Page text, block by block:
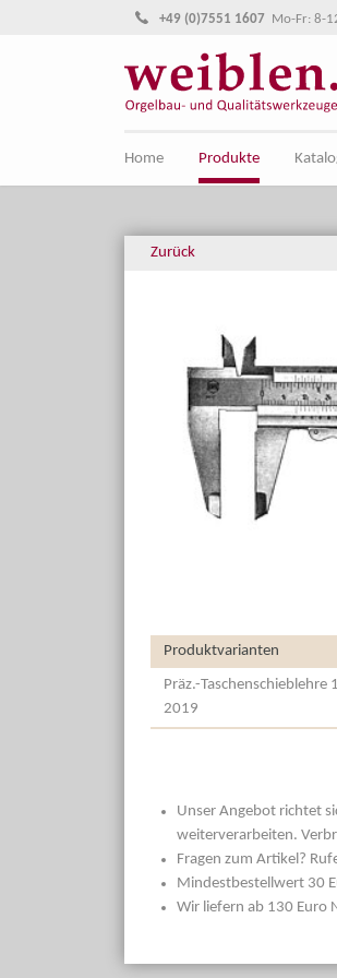
Direkt zur Hauptnavigation springen
Direkt zum Inhalt springen
+49 (0)7551 1607 Mo-Fr: 8-
Home Produkte
Zurück
Produktvarianten
Präz.-
2019
Unser Angebot richtet
weiterverarbeiten.
Fragen zum Artikel?
Mindestbestellwert 30
Wir liefern ab 130 Euro